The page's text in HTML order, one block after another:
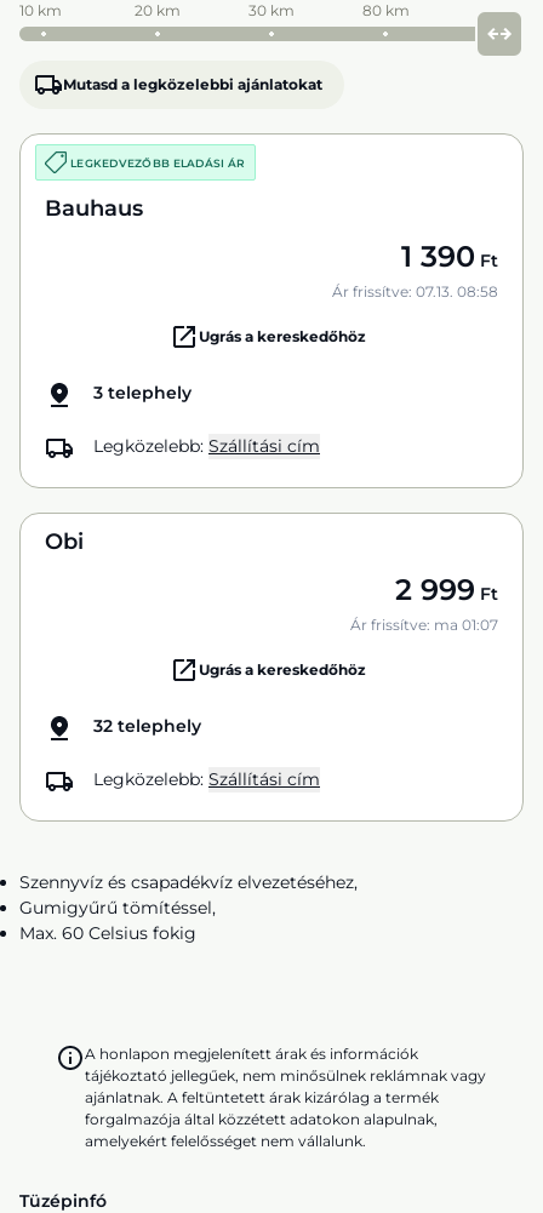
10 km 20 km 30 km 80 km
Mutasd a legközelebbi ajánlatokat
LEGKEDVEZŐBB ELADÁSI ÁR
Bauhaus
1 390 Ft
Ár frissítve: 07.13. 08:58
Ugrás a kereskedőhöz
3 telephely
Legközelebb: Szállítási cím
Obi
2 999 Ft
Ár frissítve: ma 01:07
Ugrás a kereskedőhöz
32 telephely
Legközelebb: Szállítási cím
Szennyvíz és csapadékvíz elvezetéséhez,
Gumigyűrű tömítéssel,
Max. 60 Celsius fokig
A honlapon megjelenített árak és információk
tájékoztató jellegűek, nem minősülnek reklámnak vagy
ajánlatnak. A feltüntetett árak kizárólag a termék
forgalmazója által közzétett adatokon alapulnak,
amelyekért felelősséget nem vállalunk.
Tüzépinfó